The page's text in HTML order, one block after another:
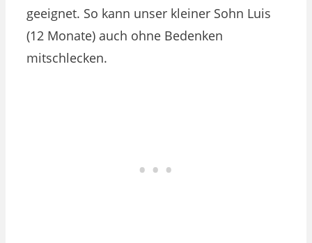
geeignet. So kann unser kleiner Sohn Luis
(12 Monate) auch ohne Bedenken
mitschlecken.